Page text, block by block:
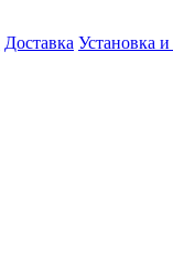
Доставка Установка